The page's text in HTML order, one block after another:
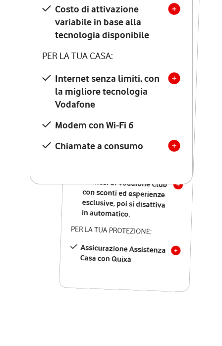
Costo di attivazione
variabile in base alla
tecnologia disponibile
PER LA TUA CASA:
Internet senza limiti, con
la migliore tecnologia
Vodafone
Modem con Wi-Fi 6
Chiamate a consumo
Costo di attivazione
variabile in base alla
tecnologia disponibile
PER LA TUA CASA:
Internet senza limiti, con
la migliore tecnologia
Vodafone
Modem Seven con Wi-Fi 7
Chiamate illimitate verso
numeri fissi e mobili
nazionali
12 mesi di Vodafone Club
con sconti ed esperienze
esclusive, poi si disattiva
in automatico.
PER LA TUA PROTEZIONE:
Assicurazione Assistenza
Casa con Quixa